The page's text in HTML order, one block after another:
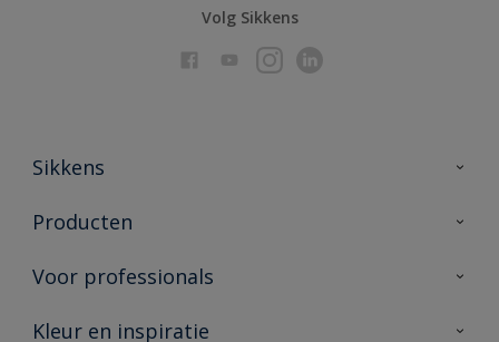
Volg Sikkens
Sikkens
Over Sikkens
Duurzaamheid
Producten
Producten voor binnen
Vind je verkooppunt
Voor professionals
Advies & service
Kleur en inspiratie